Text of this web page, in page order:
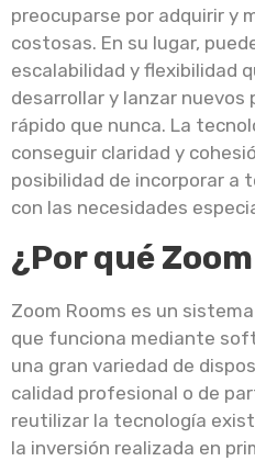
preocuparse por adquirir y
costosas. En su lugar,
escalabilidad y flexibilidad
desarrollar y lanzar
rápido que nunca. La
conseguir claridad y
posibilidad de incorporar a
con las necesidades
¿Por qué
Zoom Rooms es un
que funciona mediante
una gran variedad de
calidad profesional o de
reutilizar la tecnología
la inversión realizada en